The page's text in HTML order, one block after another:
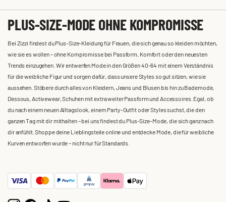
PLUS-SIZE-MODE OHNE KOMPROMISSE
Bei Zizzi findest du Plus-Size-Kleidung für Frauen, die sich genau so kleiden möchten,
wie sie es wollen – ohne Kompromisse bei Passform, Komfort oder den neuesten
Trends einzugehen. Wir entwerfen Mode in den Größen 40-64 mit einem Verständnis
für die weibliche Figur und sorgen dafür, dass unsere Styles so gut sitzen, wie sie
aussehen. Stöbere durch alles von Kleidern, Jeans und Blusen bis hin zu Bademode,
Dessous, Activewear, Schuhen mit extra weiter Passform und Accessoires. Egal, ob
du nach einem neuen Alltagslook, einem Party-Outfit oder Styles suchst, die den
ganzen Tag mit dir mithalten – bei uns findest du Plus-Size-Mode, die sich ganz nach
dir anfühlt. Shoppe deine Lieblingsteile online und entdecke Mode, die für weibliche
Kurven entworfen wurde – nicht nur für Standards.